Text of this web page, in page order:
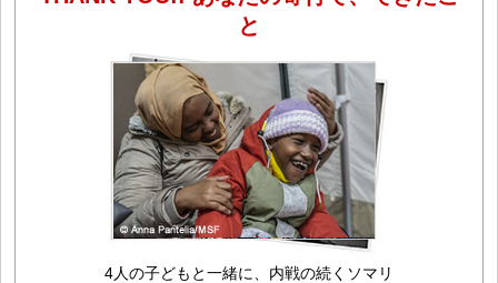
と
4人の子どもと一緒に、内戦の続くソマリ